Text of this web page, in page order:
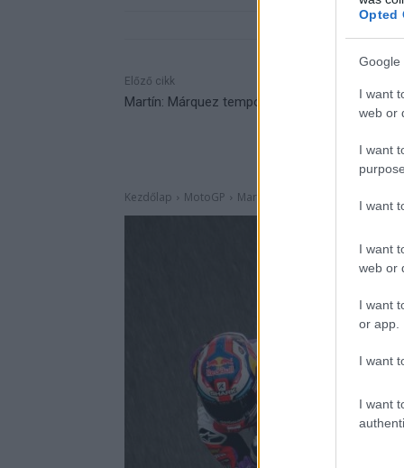
Opted
Google
I want
web or
I want
I want
I want
web or
I want
or app.
I want
I want
Előző cikk
Martín: Márquez tempója lenyűgöző